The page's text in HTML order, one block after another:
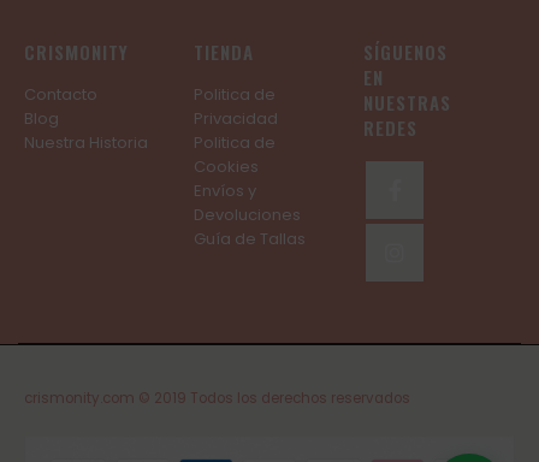
CRISMONITY
Contacto
Blog
Nuestra Historia
TIENDA
Politica de
Privacidad
Politica de
Cookies
Envíos y
Devoluciones
Guía de Tallas
SÍGUENOS
EN
NUESTRAS
REDES
crismonity.com © 2019 Todos los derechos reservados